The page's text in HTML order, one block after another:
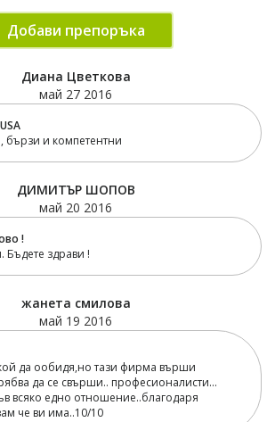
Добави препоръка
Диана Цветкова
май 27 2016
бързи и компетентни
ДИМИТЪР ШОПОВ
май 20 2016
!
Бъдете здрави !
жанета смилова
май 19 2016
да ообидя,но тази фирма върши
да се свърши.. професионалисти...
всяко едно отношение..благодаря
че ви има..10/10